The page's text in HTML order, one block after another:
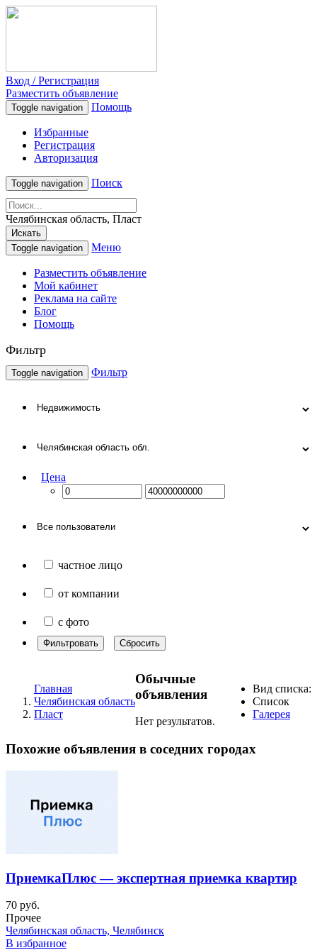
Вход / Регистрация
Разместить объявление
Toggle navigation Помощь
Избранные
Регистрация
Авторизация
Toggle navigation Поиск
Челябинская область, Пласт
Искать
Toggle navigation
Меню
Разместить объявление
Мой кабинет
Реклама на сайте
Блог
Помощь
Фильтр
Toggle navigation Фильтр
Цена
частное лицо
от компании
с фото
Фильтровать Сбросить
Главная
Челябинская область
Пласт
Вид списка:
Список
Галерея
Обычные
объявления
Нет результатов.
Похожие объявления в соседних городах
ПриемкаПлюс — экспертная приемка квартир
70 руб.
Прочее
Челябинская область, Челябинск
В избранное